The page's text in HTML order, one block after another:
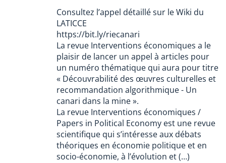
Consultez l’appel détaillé sur le Wiki du
LATICCE
https://bit.ly/riecanari
La revue Interventions économiques a le
plaisir de lancer un appel à articles pour
un numéro thématique qui aura pour titre
« Découvrabilité des œuvres culturelles et
recommandation algorithmique - Un
canari dans la mine ».
La revue Interventions économiques /
Papers in Political Economy est une revue
scientifique qui s’intéresse aux débats
théoriques en économie politique et en
socio-économie, à l’évolution et (…)